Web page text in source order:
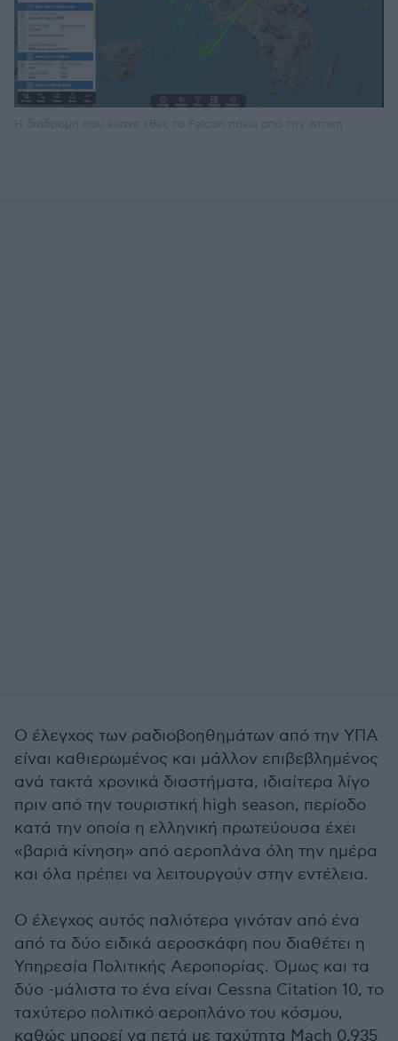
Ο έλεγχος των ραδιοβοηθημάτων από την ΥΠΑ
είναι καθιερωμένος και μάλλον επιβεβλημένος
ανά τακτά χρονικά διαστήματα, ιδιαίτερα λίγο
πριν από την τουριστική high season, περίοδο
κατά την οποία η ελληνική πρωτεύουσα έχει
«βαριά κίνηση» από αεροπλάνα όλη την ημέρα
και όλα πρέπει να λειτουργούν στην εντέλεια.
Ο έλεγχος αυτός παλιότερα γινόταν από ένα
από τα δύο ειδικά αεροσκάφη που διαθέτει η
Υπηρεσία Πολιτικής Αεροπορίας. Όμως και τα
δύο -μάλιστα το ένα είναι Cessna Citation 10, το
ταχύτερο πολιτικό αεροπλάνο του κόσμου,
καθώς μπορεί να πετά με ταχύτητα Mach 0,935